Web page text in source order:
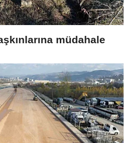
müdahale